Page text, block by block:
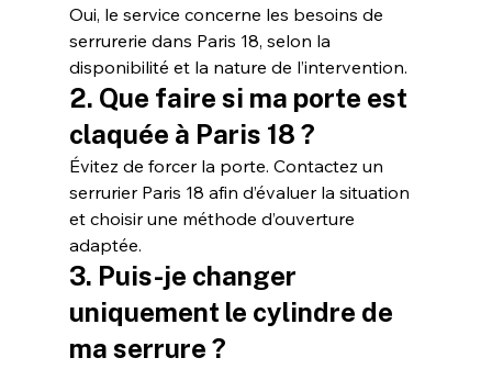
Oui, le service concerne les besoins de
serrurerie dans Paris 18, selon la
disponibilité et la nature de l’intervention.
2. Que faire si ma porte est
claquée à Paris 18 ?
Évitez de forcer la porte. Contactez un
serrurier Paris 18 afin d’évaluer la situation
et choisir une méthode d’ouverture
adaptée.
3. Puis-je changer
uniquement le cylindre de
ma serrure ?